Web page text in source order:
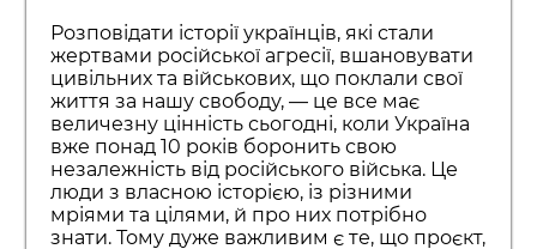
Розповідати історії українців, які стали
жертвами російської агресії, вшановувати
цивільних та військових, що поклали свої
життя за нашу свободу, — це все має
величезну цінність сьогодні, коли Україна
вже понад 10 років боронить свою
незалежність від російського війська. Це
люди з власною історією, із різними
мріями та цілями, й про них потрібно
знати. Тому дуже важливим є те, що проєкт,